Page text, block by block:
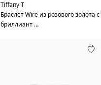
Tiffany T
Браслет Wire из розового золота с
бриллиант …